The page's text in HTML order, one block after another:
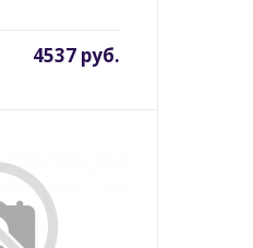
4537 руб.